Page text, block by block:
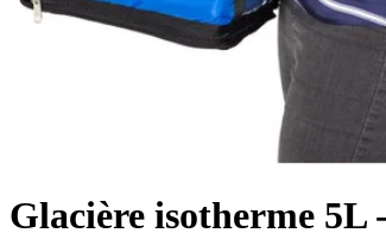
Glacière isotherme 5L